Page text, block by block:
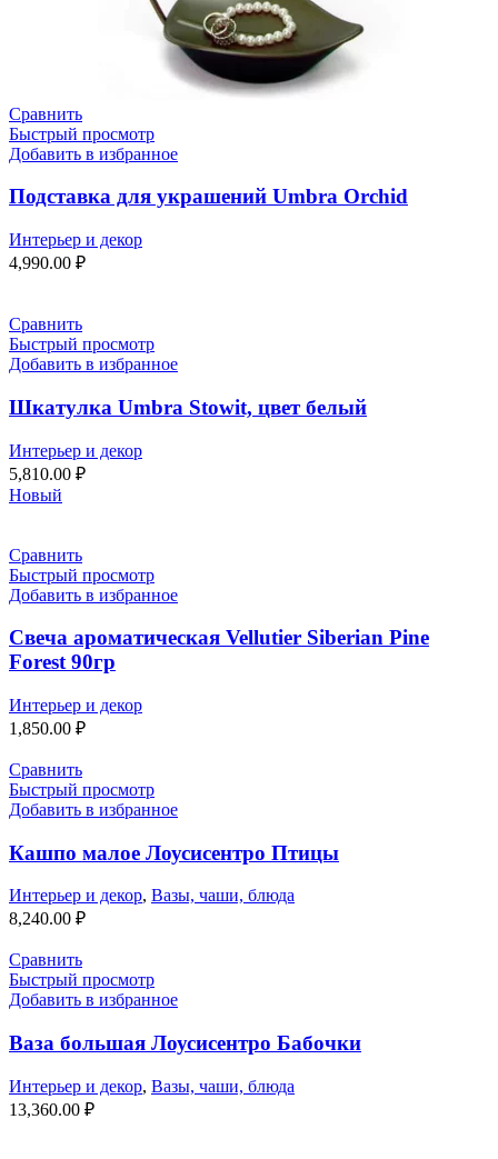
Сравнить
Быстрый просмотр
Добавить в избранное
Подставка для украшений Umbra Orchid
Интерьер и декор
4,990.00 ₽
Сравнить
Быстрый просмотр
Добавить в избранное
Шкатулка Umbra Stowit, цвет белый
Интерьер и декор
5,810.00 ₽
Новый
Сравнить
Быстрый просмотр
Добавить в избранное
Свеча ароматическая Vellutier Siberian Pine
Forest 90гр
Интерьер и декор
1,850.00 ₽
Сравнить
Быстрый просмотр
Добавить в избранное
Кашпо малое Лоусисентро Птицы
Интерьер и декор, Вазы, чаши, блюда
8,240.00 ₽
Сравнить
Быстрый просмотр
Добавить в избранное
Ваза большая Лоусисентро Бабочки
Интерьер и декор, Вазы, чаши, блюда
13,360.00 ₽